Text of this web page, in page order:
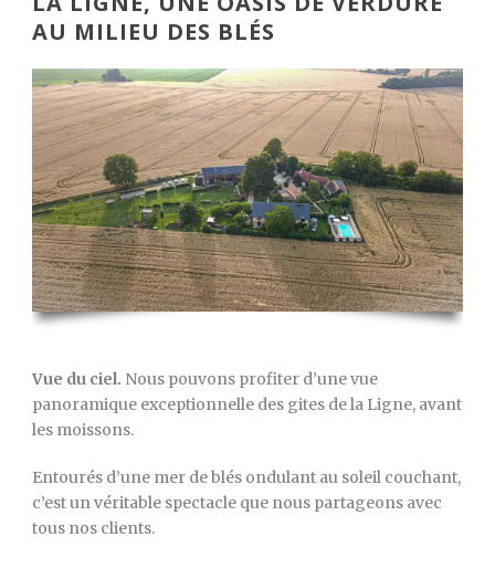
AU MILIEU DES BLÉS
Vue du ciel. Nous pouvons profiter d’une vue
panoramique exceptionnelle des gites de la Ligne, avant
les moissons.
Entourés d’une mer de blés ondulant au soleil couchant,
c’est un véritable spectacle que nous partageons avec
tous nos clients.